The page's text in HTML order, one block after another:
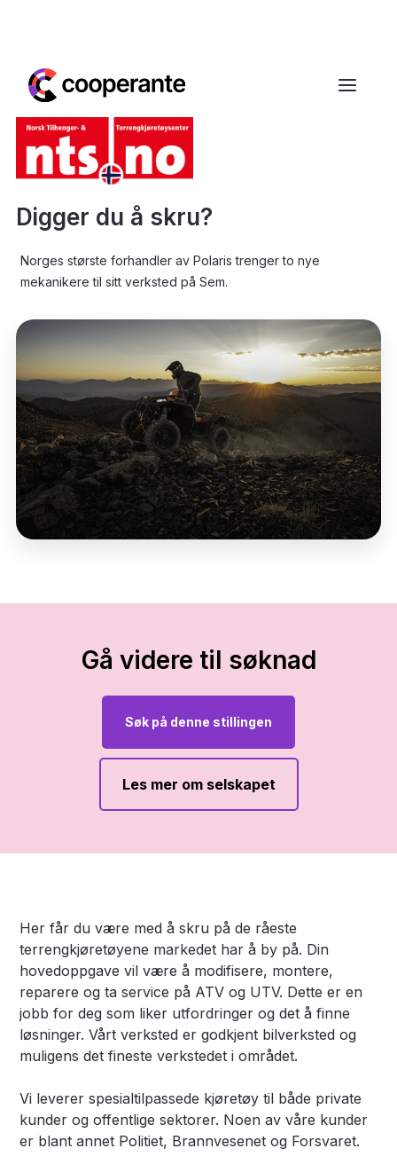
Digger du å skru?
Norges største forhandler av Polaris trenger to nye
mekanikere til sitt verksted på Sem.
Gå videre til søknad
Søk på denne stillingen
Les mer om selskapet
Her får du være med å skru på de råeste
terrengkjøretøyene markedet har å by på. Din
hovedoppgave vil være å modifisere, montere,
reparere og ta service på ATV og UTV. Dette er en
jobb for deg som liker utfordringer og det å finne
løsninger. Vårt verksted er godkjent bilverksted og
muligens det fineste verkstedet i området.
Vi leverer spesialtilpassede kjøretøy til både private
kunder og offentlige sektorer. Noen av våre kunder
er blant annet Politiet, Brannvesenet og Forsvaret.